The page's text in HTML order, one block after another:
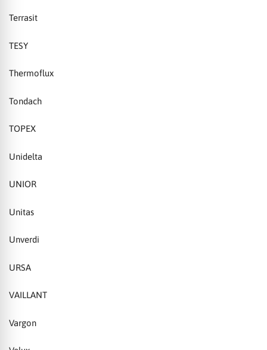
Terrasit
TESY
Thermoflux
Tondach
TOPEX
Unidelta
UNIOR
Unitas
Unverdi
URSA
VAILLANT
Vargon